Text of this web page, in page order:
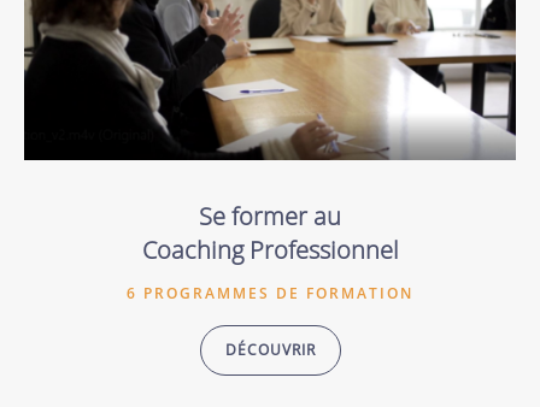
Se former au
Coaching Professionnel
6 PROGRAMMES DE FORMATION
DÉCOUVRIR